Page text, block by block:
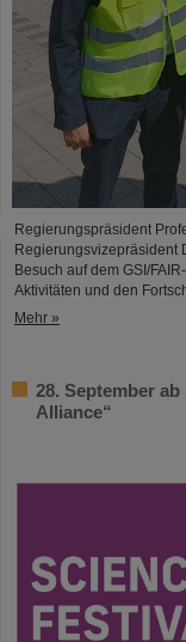
Regierungspräsident
Regierungsvizepräsident
Besuch auf dem GSI/
Aktivitäten und den
Mehr »
28. September
Alliance“